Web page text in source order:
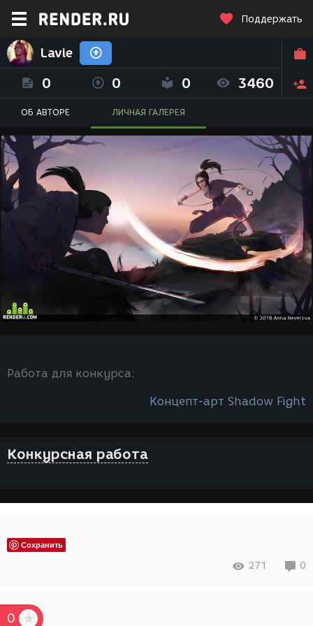
Поддержать
Lavie
0 0 0 3460
ОБ АВТОРЕ ЛИЧНАЯ ГАЛЕРЕЯ
Работа для конкурса:
Концепт-арт Shadow Fight
Конкурсная работа
Сохранить
271 0
0